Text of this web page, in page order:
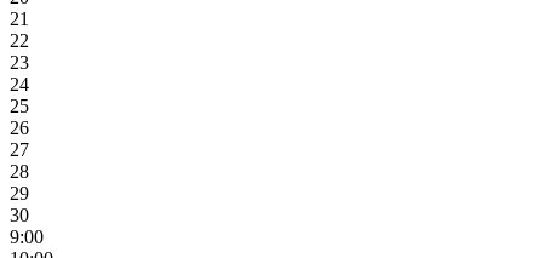
21
22
23
24
25
26
27
28
29
30
9:00